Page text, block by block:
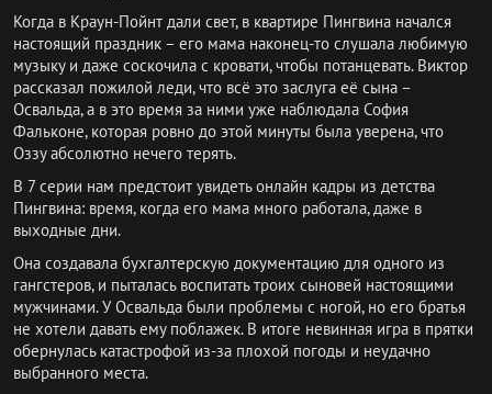
Когда в Краун-Пойнт дали свет, в квартире Пингвина начался
настоящий праздник – его мама наконец-то слушала любимую
музыку и даже соскочила с кровати, чтобы потанцевать. Виктор
рассказал пожилой леди, что всё это заслуга её сына –
Освальда, а в это время за ними уже наблюдала София
Фальконе, которая ровно до этой минуты была уверена, что
Оззу абсолютно нечего терять.
В 7 серии нам предстоит увидеть онлайн кадры из детства
Пингвина: время, когда его мама много работала, даже в
выходные дни.
Она создавала бухгалтерскую документацию для одного из
гангстеров, и пыталась воспитать троих сыновей настоящими
мужчинами. У Освальда были проблемы с ногой, но его братья
не хотели давать ему поблажек. В итоге невинная игра в прятки
обернулась катастрофой из-за плохой погоды и неудачно
выбранного места.